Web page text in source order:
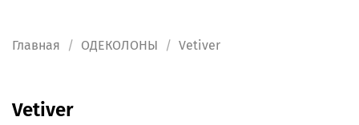
Главная ОДЕКОЛОНЫ Vetiver
Vetiver